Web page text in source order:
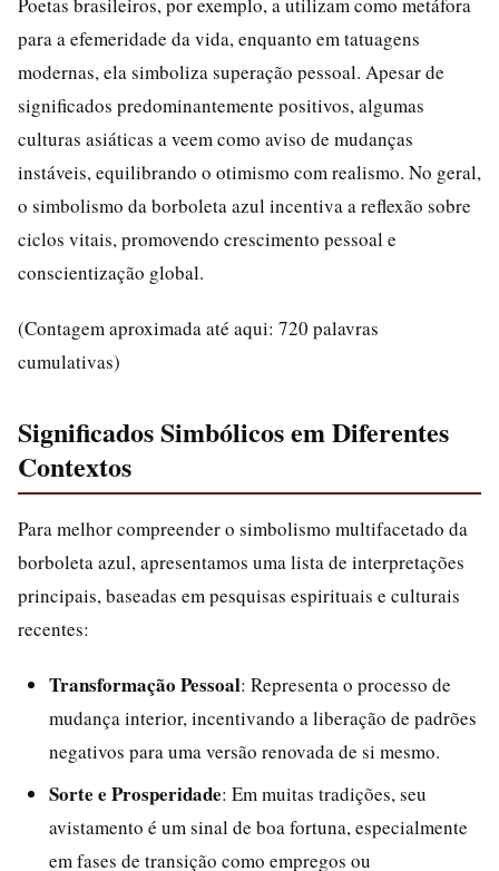
para a efemeridade da vida, enquanto em tatuagens
modernas, ela simboliza superação pessoal. Apesar de
significados predominantemente positivos, algumas
culturas asiáticas a veem como aviso de mudanças
instáveis, equilibrando o otimismo com realismo. No geral,
o simbolismo da borboleta azul incentiva a reflexão sobre
ciclos vitais, promovendo crescimento pessoal e
conscientização global.
(Contagem aproximada até aqui: 720 palavras
cumulativas)
Significados Simbólicos em Diferentes
Contextos
Para melhor compreender o simbolismo multifacetado da
borboleta azul, apresentamos uma lista de interpretações
principais, baseadas em pesquisas espirituais e culturais
recentes:
Transformação Pessoal: Representa o processo de
mudança interior, incentivando a liberação de padrões
negativos para uma versão renovada de si mesmo.
Sorte e Prosperidade: Em muitas tradições, seu
avistamento é um sinal de boa fortuna, especialmente
em fases de transição como empregos ou